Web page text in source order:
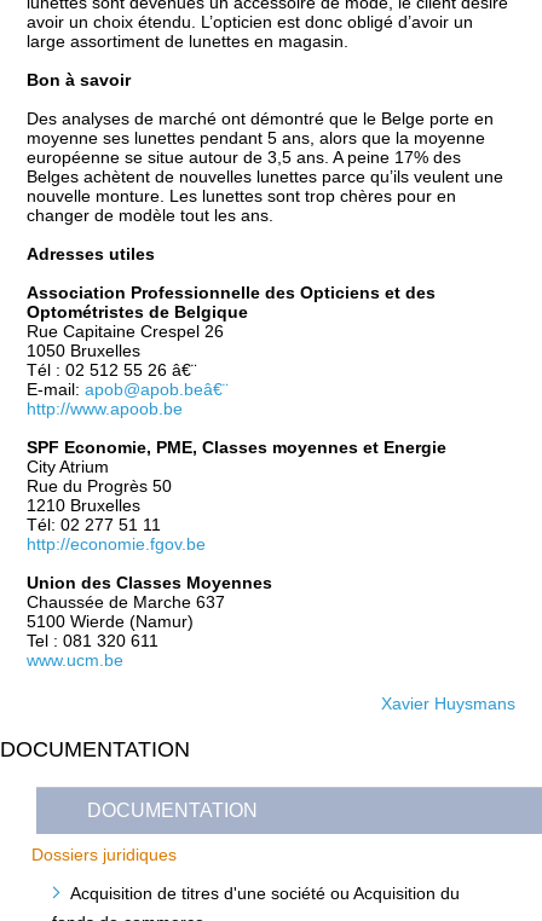
avoir un choix étendu. L’opticien est donc obligé d’avoir un
large assortiment de lunettes en magasin.
Bon à savoir
Des analyses de marché ont démontré que le Belge porte en
moyenne ses lunettes pendant 5 ans, alors que la moyenne
européenne se situe autour de 3,5 ans. A peine 17% des
Belges achètent de nouvelles lunettes parce qu’ils veulent une
nouvelle monture. Les lunettes sont trop chères pour en
changer de modèle tout les ans.
Adresses utiles
Association Professionnelle des Opticiens et des
Optométristes de Belgique
Rue Capitaine Crespel 26
1050 Bruxelles
Tél : 02 512 55 26 â€¨
E-mail:apob@apob.beâ€¨
http://www.apoob.be
SPF Economie, PME, Classes moyennes et Energie
City Atrium
Rue du Progrès 50
1210 Bruxelles
Tél: 02 277 51 11
http://economie.fgov.be
Union des Classes Moyennes
Chaussée de Marche 637
5100 Wierde (Namur)
Tel : 081 320 611
www.ucm.be
Xavier Huysmans
DOCUMENTATION
DOCUMENTATION
Dossiers juridiques
Acquisition de titres d'une société ou Acquisition du